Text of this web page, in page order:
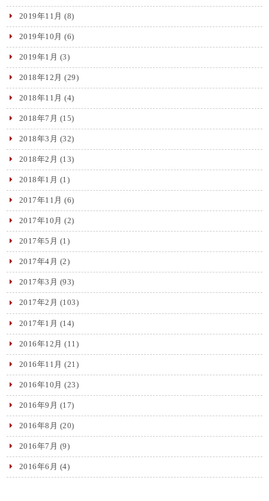
2019年11月 (8)
2019年10月 (6)
2019年1月 (3)
2018年12月 (29)
2018年11月 (4)
2018年7月 (15)
2018年3月 (32)
2018年2月 (13)
2018年1月 (1)
2017年11月 (6)
2017年10月 (2)
2017年5月 (1)
2017年4月 (2)
2017年3月 (93)
2017年2月 (103)
2017年1月 (14)
2016年12月 (11)
2016年11月 (21)
2016年10月 (23)
2016年9月 (17)
2016年8月 (20)
2016年7月 (9)
2016年6月 (4)